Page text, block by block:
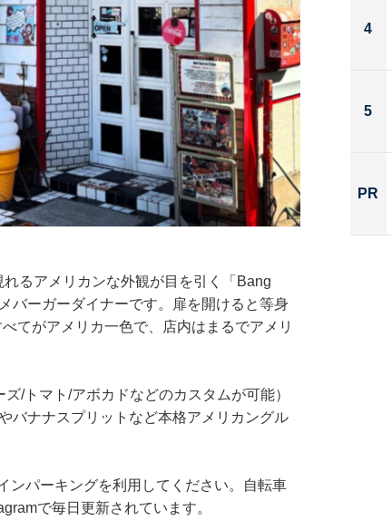
るアメリカンな外観が目を引く「Bang
バーガーダイナーです。扉を開けると等身
てがアメリカ一色で、店内はまるでアメリ
/トマト/アボカドなどのカスタムが可能）
バナナスプリットなど本格アメリカングル
ンパーキングを利用してください。自転車
で毎日更新されています。
4
5
PR